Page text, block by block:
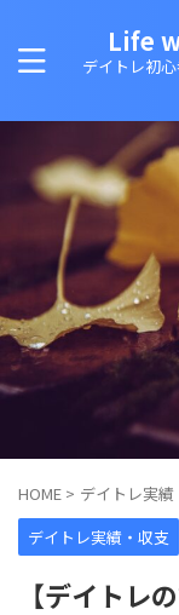
Life
デイトレ初
HOME > デイトレ実績
デイトレ実績・収支
【デイトレ